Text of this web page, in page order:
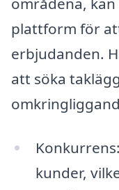
plattform för
erbjudanden.
att söka
kunder,